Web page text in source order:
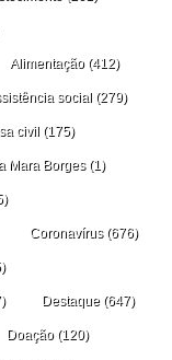
Alimentação(412)
social (279)
civil (175)
Mara Borges(1)
Coronavírus(676)
Destaque (647)
Doação(120)